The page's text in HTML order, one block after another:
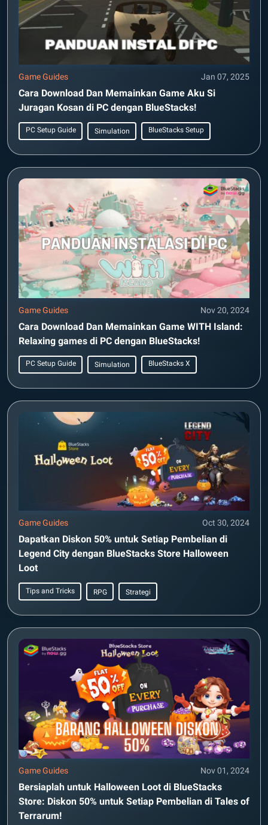
Game Guides Jan 07, 2025
Cara Download Dan Memainkan Game Aku Si
Juragan Kosan di PC dengan BlueStacks!
PC Setup Guide Simulation BlueStacks Setup
Game Guides Nov 20, 2024
Cara Download Dan Memainkan Game WITH Island:
Relaxing games di PC dengan BlueStacks!
PC Setup Guide Simulation BlueStacks X
Game Guides Oct 30, 2024
Dapatkan Diskon 50% untuk Setiap Pembelian di
Legend City dengan BlueStacks Store Halloween
Loot
Tips and Tricks RPG Strategi
Game Guides Nov 01, 2024
Bersiaplah untuk Halloween Loot di BlueStacks
Store: Diskon 50% untuk Setiap Pembelian di Tales of
Terrarum!